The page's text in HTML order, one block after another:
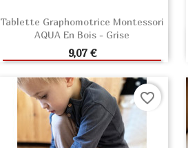
Tablette Graphomotrice Montessori
AQUA En Bois - Grise
Prix
9,07 €
AJOUTER AU PANIER
favorite_border